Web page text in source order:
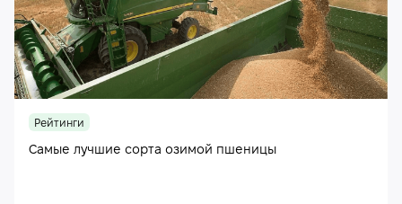
Рейтинги
Самые лучшие сорта озимой пшеницы